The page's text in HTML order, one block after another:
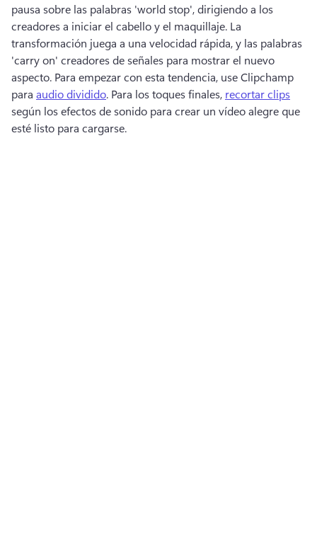
pausa sobre las palabras 'world stop', dirigiendo a los
creadores a iniciar el cabello y el maquillaje. La
transformación juega a una velocidad rápida, y las palabras
'carry on' creadores de señales para mostrar el nuevo
aspecto. Para empezar con esta tendencia, use Clipchamp
para audio dividido. Para los toques finales, recortar clips
según los efectos de sonido para crear un vídeo alegre que
esté listo para cargarse.